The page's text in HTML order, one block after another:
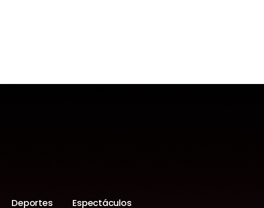
Deportes Espectáculos